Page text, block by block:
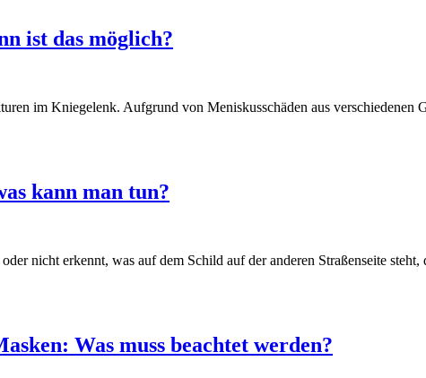
ist das möglich?
im Kniegelenk. Aufgrund von Meniskusschäden aus verschiedenen
kann man tun?
nicht erkennt, was auf dem Schild auf der anderen Straßenseite steht,
Was muss beachtet werden?